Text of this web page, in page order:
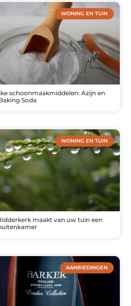
WONING EN TUIN
schoonmaakmiddelen: Azijn en
Soda
WONING EN TUIN
maakt van uw tuin een
AANBIEDINGEN